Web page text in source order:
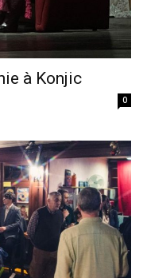
à Konjic
0